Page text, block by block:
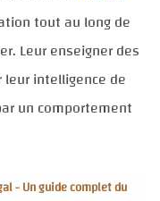
tout au long de
Leur enseigner des
intelligence de
un comportement
- Un guide complet du